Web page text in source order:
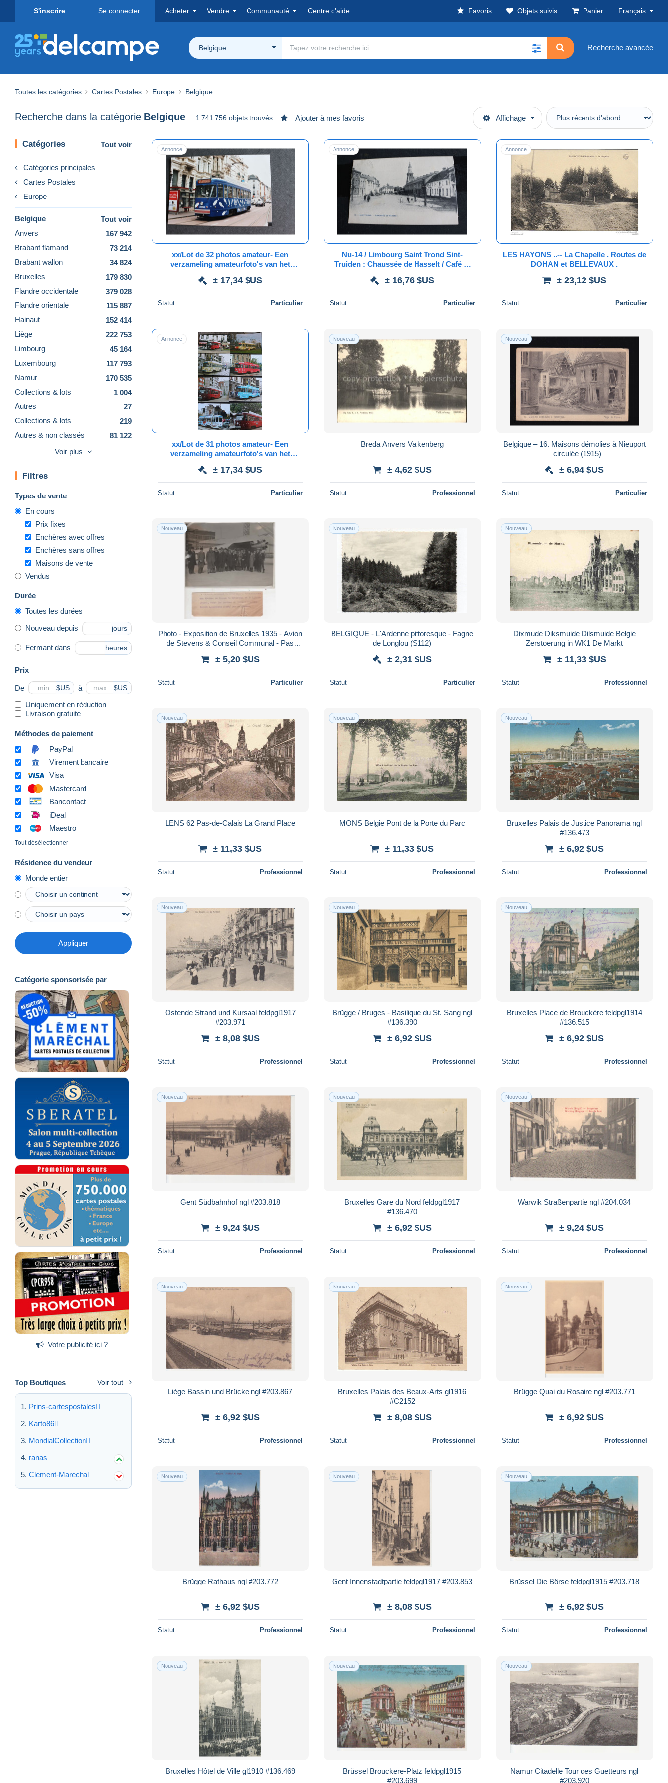
S'inscrire Se connecter Acheter Vendre Communauté Centre d'aide Favoris Objets suivis Panier Français
Belgique Recherche avancée
Toutes les catégories Cartes Postales Europe Belgique
Recherche dans la catégorie Belgique 1 741 756 objets trouvés Ajouter à mes favoris Affichage
Catégories Tout voir
Catégories principales
Cartes Postales
Europe
Belgique
Tout voir
Anvers
167 942
Brabant flamand
73 214
Brabant wallon
34 824
Bruxelles
179 830
Flandre occidentale
379 028
Flandre orientale
115 887
Hainaut
152 414
Liège
222 753
Limbourg
45 164
Luxembourg
117 793
Namur
170 535
Collections & lots
1 004
Autres
27
Collections & lots
219
Autres & non classés
81 122
Voir plus
Filtres
Types de vente
En cours
Prix fixes
Enchères avec offres
Enchères sans offres
Maisons de vente
Vendus
Durée
Toutes les durées
Nouveau depuis jours
Fermant dans heures
Prix
De $US à $US
Uniquement en réduction
Livraison gratuite
Méthodes de paiement
PayPal
Virement bancaire
Visa
Mastercard
Bancontact
iDeal
Maestro
Tout désélectionner
Résidence du vendeur
Monde entier
Appliquer
Catégorie sponsorisée par
Votre publicité ici ?
Top Boutiques Voir tout
Prins-cartespostales
Karto86
MondialCollection
ranas
Clement-Marechal
Annonce
xx/Lot de 32 photos amateur- Een
verzameling amateurfoto's van het
waaronder Trams
± 17,34 $US
Statut Particulier
Annonce
Nu-14 / Limbourg Saint Trond Sint-
Truiden : Chaussée de Hasselt / Café J.
± 16,76 $US
Statut Particulier
Annonce
LES HAYONS ..-- La Chapelle . Routes de
DOHAN et BELLEVAUX .
± 23,12 $US
Statut Particulier
Annonce
xx/Lot de 31 photos amateur- Een
verzameling amateurfoto's van het
waaronder Trams
± 17,34 $US
Statut Particulier
Nouveau
Breda Anvers Valkenberg
± 4,62 $US
Statut Professionnel
Nouveau
Belgique – 16. Maisons démolies à Nieuport
– circulée (1915)
± 6,94 $US
Statut Particulier
Nouveau
Photo - Exposition de Bruxelles 1935 - Avion
de Stevens & Conseil Communal - Pas
± 5,20 $US
Statut Particulier
Nouveau
BELGIQUE - L'Ardenne pittoresque - Fagne
de Longlou (S112)
± 2,31 $US
Statut Particulier
Nouveau
Dixmude Diksmuide Dilsmuide Belgie
Zerstoerung in WK1 De Markt
± 11,33 $US
Statut Professionnel
Nouveau
LENS 62 Pas-de-Calais La Grand Place
± 11,33 $US
Statut Professionnel
Nouveau
MONS Belgie Pont de la Porte du Parc
± 11,33 $US
Statut Professionnel
Nouveau
Bruxelles Palais de Justice Panorama ngl
#136.473
± 6,92 $US
Statut Professionnel
Nouveau
Ostende Strand und Kursaal feldpgl1917
#203.971
± 8,08 $US
Statut Professionnel
Nouveau
Brügge / Bruges - Basilique du St. Sang ngl
#136.390
± 6,92 $US
Statut Professionnel
Nouveau
Bruxelles Place de Brouckère feldpgl1914
#136.515
± 6,92 $US
Statut Professionnel
Nouveau
Gent Südbahnhof ngl #203.818
± 9,24 $US
Statut Professionnel
Nouveau
Bruxelles Gare du Nord feldpgl1917
#136.470
± 6,92 $US
Statut Professionnel
Nouveau
Warwik Straßenpartie ngl #204.034
± 9,24 $US
Statut Professionnel
Nouveau
Liége Bassin und Brücke ngl #203.867
± 6,92 $US
Statut Professionnel
Nouveau
Bruxelles Palais des Beaux-Arts gl1916
#C2152
± 8,08 $US
Statut Professionnel
Nouveau
Brügge Quai du Rosaire ngl #203.771
± 6,92 $US
Statut Professionnel
Nouveau
Brügge Rathaus ngl #203.772
± 6,92 $US
Statut Professionnel
Nouveau
Gent Innenstadtpartie feldpgl1917 #203.853
± 8,08 $US
Statut Professionnel
Nouveau
Brüssel Die Börse feldpgl1915 #203.718
± 6,92 $US
Statut Professionnel
Nouveau
Bruxelles Hôtel de Ville gl1910 #136.469
Nouveau
Brüssel Brouckere-Platz feldpgl1915
#203.699
Nouveau
Namur Citadelle Tour des Guetteurs ngl
#203.920